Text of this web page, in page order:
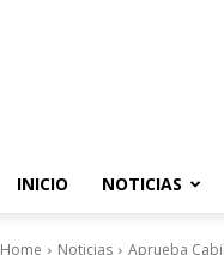
INICIO NOTICIAS
Home Noticias Aprueba